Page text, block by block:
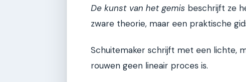
De kunst van het gemis beschrijft ze
zware theorie, maar een praktische
Schuitemaker schrijft met een lichte,
rouwen geen lineair proces is.